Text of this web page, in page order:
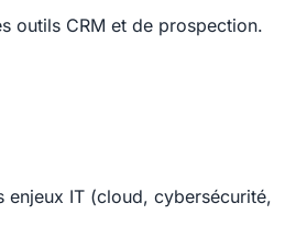
outils CRM et de prospection.
enjeux IT (cloud, cybersécurité,